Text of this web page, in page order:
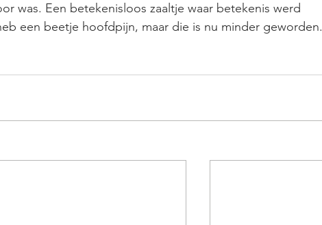
was. Een betekenisloos zaaltje waar betekenis werd
een beetje hoofdpijn, maar die is nu minder geworden.